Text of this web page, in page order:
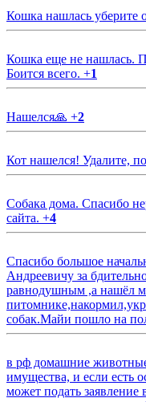
Кошка нашлась уберите
Кошка еще не нашлась.
Боится всего. +1
Нашелся🙏 +2
Кот нашелся! Удалите,
Собака дома. Спасибо
сайта. +4
Спасибо большое
Андреевичу за
равнодушным ,а нашёл
собак.Майи пошло на
в рф домашние
имущества, и если есть
может подать заявление